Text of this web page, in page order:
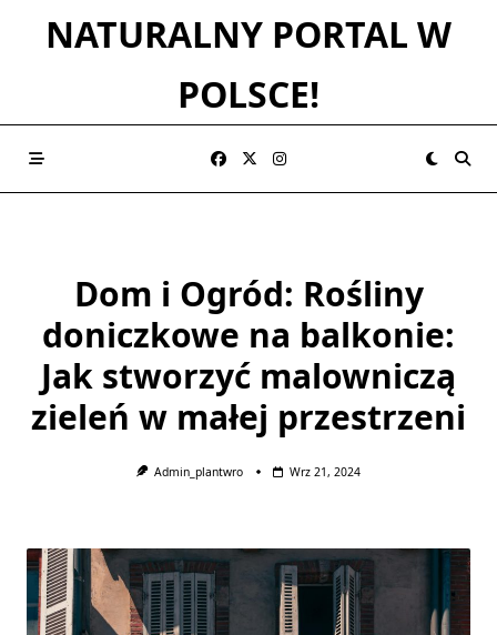
NATURALNY PORTAL W
POLSCE!
Dom i Ogród: Rośliny
doniczkowe na balkonie:
Jak stworzyć malowniczą
zieleń w małej przestrzeni
Admin_plantwro Wrz 21, 2024